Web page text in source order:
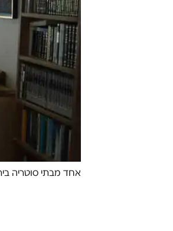
אחד מבתי סוטריה